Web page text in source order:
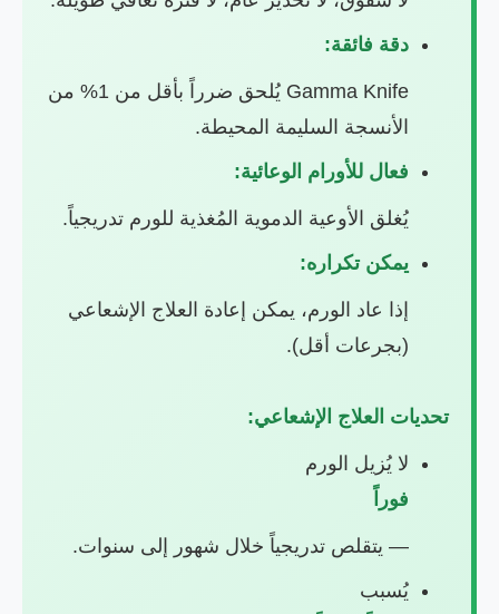
دقة فائقة:
Gamma Knife يُلحق ضرراً بأقل من 1% من
الأنسجة السليمة المحيطة.
فعال للأورام الوعائية:
يُغلق الأوعية الدموية المُغذية للورم تدريجياً.
يمكن تكراره:
إذا عاد الورم، يمكن إعادة العلاج الإشعاعي
(بجرعات أقل).
تحديات العلاج الإشعاعي:
لا يُزيل الورم
فوراً
— يتقلص تدريجياً خلال شهور إلى سنوات.
يُسبب